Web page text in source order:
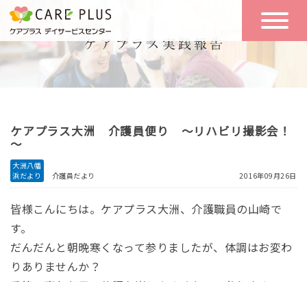
こんな方に
おすすめ
一日の流れ
一日体験
空き状況
実践報告
ケアプラス大洲 介護員便り ～リハビリ撮影会！
～
大洲八幡
浜だより
介護員だより 2016年09月26日
皆様こんにちは。ケアプラス大洲、介護職員の山崎で
す。
だんだんと朝晩寒くなって参りましたが、体調はお変わ
りありませんか？